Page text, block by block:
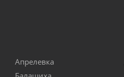
Апрелевка